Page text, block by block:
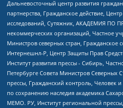
Дальневосточный центр развития
партнерства, Гражданское действие,
исследований, Сутяжник, АКАДЕМИЯ ПО
некоммерческих организаций, Частное
Министров северных стран, Гражданское
Интернешнл-Р, Центр Защиты Прав
Институт развития прессы - Сибирь,
Петербурге Совета Министров Северных
прессы, Гражданский контроль, Человек
по сохранению наследия академика
МЕМО. РУ, Институт региональной